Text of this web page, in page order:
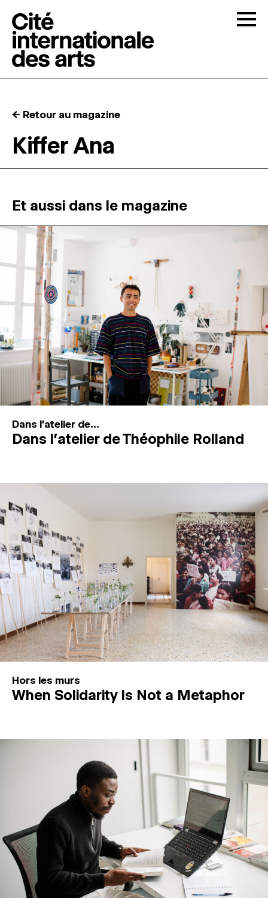
RÉSIDENCES ↓
ATELIERS OUVERTS
PROGRAMMATION
MAGAZINE
ESPACES DE PRATIQUE ARTISTIQUE ↓
Recherche
Connexion
← Retour au magazine
Kiffer Ana
Et aussi dans le magazine
Dans l'atelier de...
Dans l’atelier de Théophile Rolland
Hors les murs
When Solidarity Is Not a Metaphor